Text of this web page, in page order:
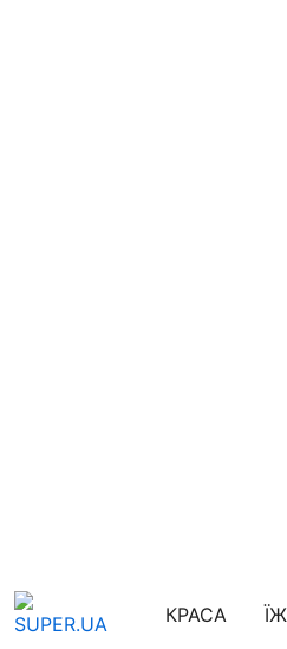
КРАСА